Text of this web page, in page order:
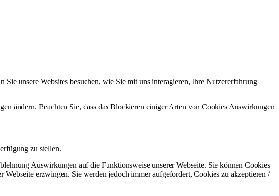
unsere Websites besuchen, wie Sie mit uns interagieren, Ihre Nutzererfahrung
ändern. Beachten Sie, dass das Blockieren einiger Arten von Cookies Auswirkungen
zu stellen.
Auswirkungen auf die Funktionsweise unserer Webseite. Sie können Cookies
erzwingen. Sie werden jedoch immer aufgefordert, Cookies zu akzeptieren /